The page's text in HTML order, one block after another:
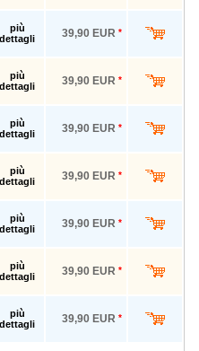
più
dettagli
39,90 EUR *
più
dettagli
39,90 EUR *
più
dettagli
39,90 EUR *
più
dettagli
39,90 EUR *
più
dettagli
39,90 EUR *
più
dettagli
39,90 EUR *
più
dettagli
39,90 EUR *